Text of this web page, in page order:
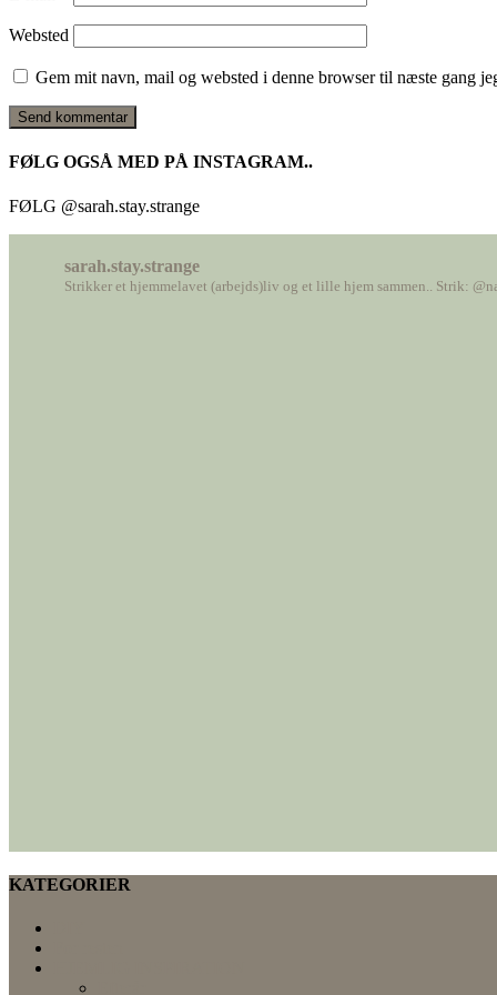
Websted
Gem mit navn, mail og websted i denne browser til næste gang
FØLG OGSÅ MED PÅ INSTAGRAM..
FØLG @sarah.stay.strange
sarah.stay.strange
Strikker et hjemmelavet (arbejds)liv og et lille hjem sammen.. Strik:
KATEGORIER